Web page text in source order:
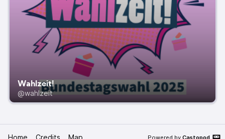
Wahlzeit!
@wahlzeit
Home Credits Map Powered by Castopod